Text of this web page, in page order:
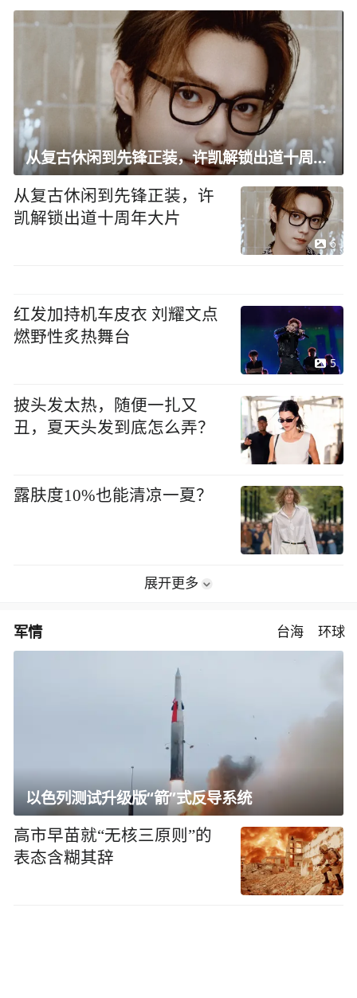
从复古休闲到先锋正装，许凯解锁出道十周年大片
从复古休闲到先锋正装，许
凯解锁出道十周年大片
6
红发加持机车皮衣 刘耀文点
燃野性炙热舞台
5
披头发太热，随便一扎又
丑，夏天头发到底怎么弄？
露肤度10%也能清凉一夏？
展开更多
军情 台海 环球
以色列测试升级版“箭”式反导系统
高市早苗就“无核三原则”的
表态含糊其辞